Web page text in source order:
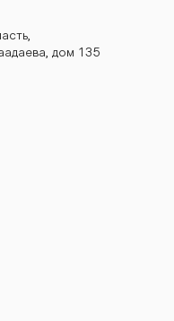
дом 135